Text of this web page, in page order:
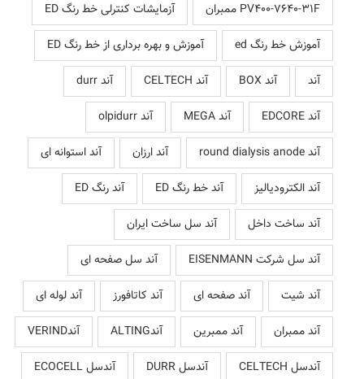
PV400-7640-31F ممبران
آزمایشات کنترلی خط رنگ ED
آموزش خط رنگ ed
آموزش و بهره برداری از خط رنگ ED
آند
آند BOX آند CELTECH
آند durr
آند EDCORE
آند MEGA
آند olpidurr
آند round dialysis anode
آند ارزان
آند استوانه ای
آند الکترودیالیز
آند خط رنگ ED
آند رنگ ED
آند ساخت داخل
آند سل ساخت ایران
آند سل شرکت EISENMANN
آند سل صفحه ای
آند شیت
آند صفحه ای آند کاتافورز
آند لوله ای
آند ممبران
آند ممبرین آندALTING
آندVERIND
آندسل CELTECH
آندسل DURR
آندسل ECOCELL